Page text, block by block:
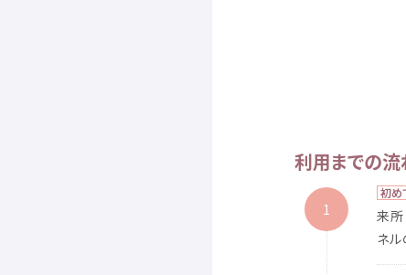
利用までの流
1
初め
来所
ネル